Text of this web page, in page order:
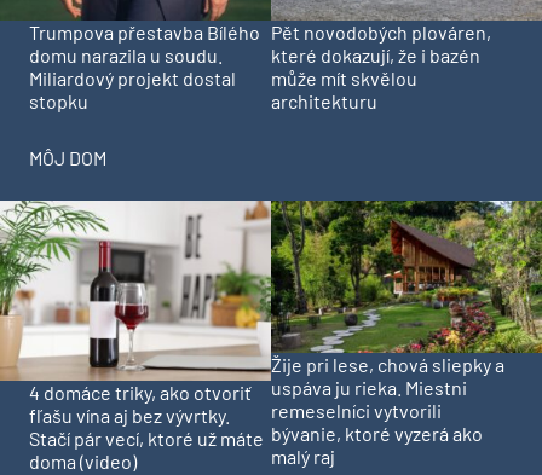
Trumpova přestavba Bílého
domu narazila u soudu.
Miliardový projekt dostal
stopku
Pět novodobých plováren,
které dokazují, že i bazén
může mít skvělou
architekturu
MÔJ DOM
4 domáce triky, ako otvoriť
fľašu vína aj bez vývrtky.
Stačí pár vecí, ktoré už máte
doma (video)
Žije pri lese, chová sliepky a
uspáva ju rieka. Miestni
remeselníci vytvorili
bývanie, ktoré vyzerá ako
malý raj